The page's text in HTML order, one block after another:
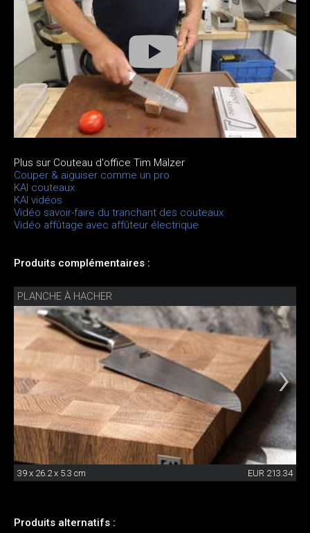
Plus sur Couteau d'office Tim Mälzer
Couper & aiguiser comme un pro
KAI couteaux
KAI vidéos
Vidéo savoir-faire du tranchant des couteaux
Vidéo affûtage avec affûteur électrique
Produits complémentaires :
PLANCHE À HACHER
39 x 26.2 x 5.3 cm EUR 213.34
Produits alternatifs :